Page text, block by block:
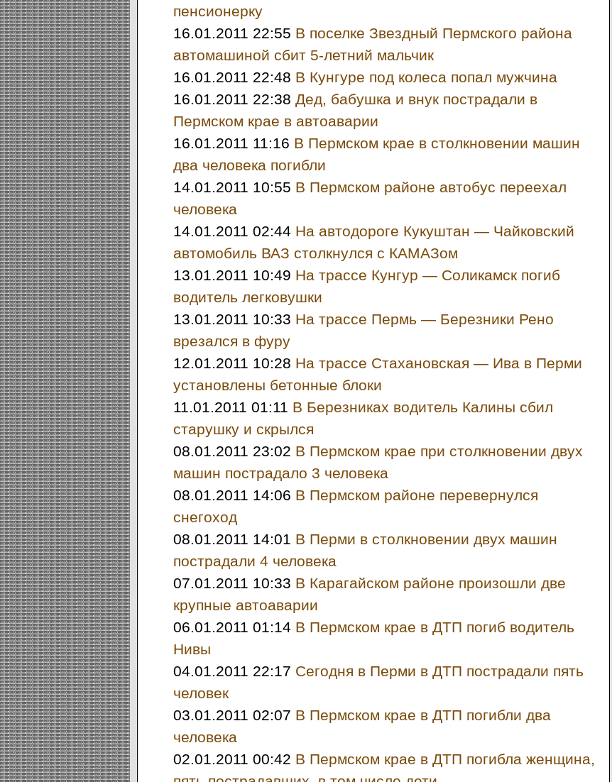
пенсионерку
16.01.2011 22:55 В поселке Звездный Пермского района
автомашиной сбит 5-летний мальчик
16.01.2011 22:48 В Кунгуре под колеса попал мужчина
16.01.2011 22:38 Дед, бабушка и внук пострадали в
Пермском крае в автоаварии
16.01.2011 11:16 В Пермском крае в столкновении машин
два человека погибли
14.01.2011 10:55 В Пермском районе автобус переехал
человека
14.01.2011 02:44 На автодороге Кукуштан — Чайковский
автомобиль ВАЗ столкнулся с КАМАЗом
13.01.2011 10:49 На трассе Кунгур — Соликамск погиб
водитель легковушки
13.01.2011 10:33 На трассе Пермь — Березники Рено
врезался в фуру
12.01.2011 10:28 На трассе Стахановская — Ива в Перми
установлены бетонные блоки
11.01.2011 01:11 В Березниках водитель Калины сбил
старушку и скрылся
08.01.2011 23:02 В Пермском крае при столкновении двух
машин пострадало 3 человека
08.01.2011 14:06 В Пермском районе перевернулся
снегоход
08.01.2011 14:01 В Перми в столкновении двух машин
пострадали 4 человека
07.01.2011 10:33 В Карагайском районе произошли две
крупные автоаварии
06.01.2011 01:14 В Пермском крае в ДТП погиб водитель
Нивы
04.01.2011 22:17 Сегодня в Перми в ДТП пострадали пять
человек
03.01.2011 02:07 В Пермском крае в ДТП погибли два
человека
02.01.2011 00:42 В Пермском крае в ДТП погибла женщина,